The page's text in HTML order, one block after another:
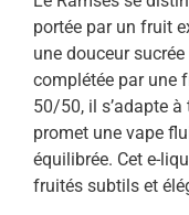
portée par un fruit
une douceur
complétée par une
50/50, il s’adapte
promet une vape
équilibrée. Cet e-
fruités subtils et